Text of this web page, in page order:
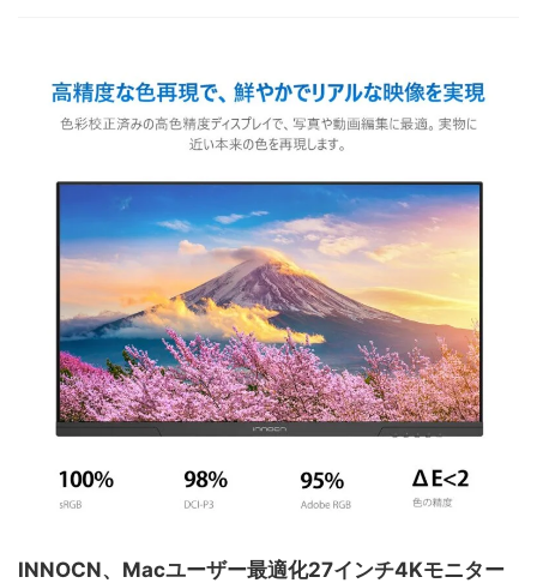
INNOCN、Macユーザー最適化27インチ4Kモニター